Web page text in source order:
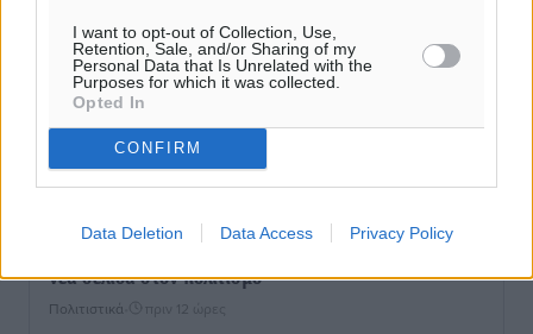
I want to opt-out of Collection, Use,
Retention, Sale, and/or Sharing of my
Personal Data that Is Unrelated with the
Purposes for which it was collected.
Opted In
CONFIRM
Data Deletion Data Access Privacy Policy
Ειδήσεις• πριν 11 ώρες
«Γιατί οι Τούρκοι συρρέουν στα ελληνικά νησιά»:
Τουρκική εφημερίδα εξηγεί τους λόγους που οι
γείτονες προτιμούν την Ελλάδα για διακοπές
Τοπικές Ειδήσεις• πριν 12 ώρες
νέα σελίδα στον πολιτισμό
Πολιτιστικά πριν 12 ώρες